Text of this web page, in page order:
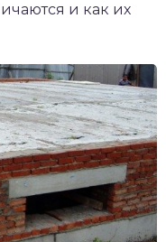
и как их